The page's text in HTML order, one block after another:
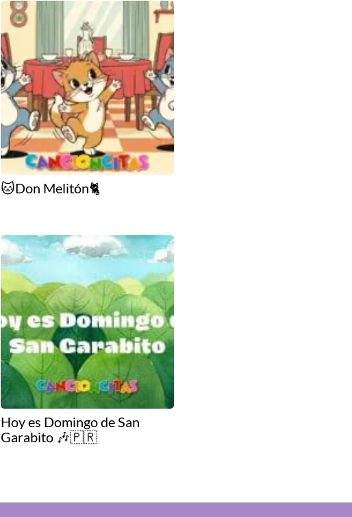
🐱Don Melitón🐈
Hoy es Domingo de San
Garabito 🎶🇵🇷